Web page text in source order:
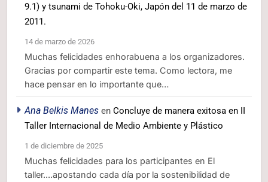
9.1) y tsunami de Tohoku-Oki, Japón del 11 de marzo de
2011.
14 de marzo de 2026
Muchas felicidades enhorabuena a los organizadores.
Gracias por compartir este tema. Como lectora, me
hace pensar en lo importante que…
Ana Belkis Manes en Concluye de manera exitosa en II
Taller Internacional de Medio Ambiente y Plástico
1 de diciembre de 2025
Muchas felicidades para los participantes en El
taller....apostando cada día por la sostenibilidad de